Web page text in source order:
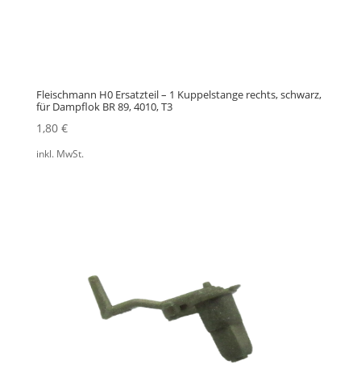
Fleischmann H0 Ersatzteil – 1 Kuppelstange rechts, schwarz,
für Dampflok BR 89, 4010, T3
1,80 €
inkl. MwSt.